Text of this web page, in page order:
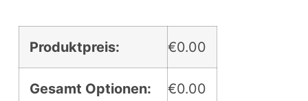
Produktpreis: €0.00
Gesamt Optionen: €0.00